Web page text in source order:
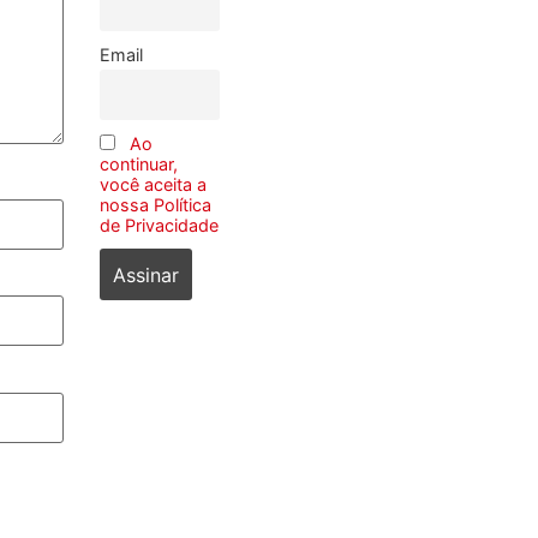
Email
Ao
continuar,
você aceita a
nossa Política
de Privacidade